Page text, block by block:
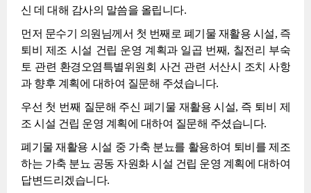
신 데 대해 감사의 말씀을 올립니다.
먼저 문수기 의원님께서 첫 번째로 폐기물 재활용 시설, 즉
퇴비 제조 시설 건립 운영 계획과 일곱 번째, 칠전리 부숙
토 관련 환경오염특별위원회 사건 관련 서산시 조치 사항
과 향후 계획에 대하여 질문해 주셨습니다.
우선 첫 번째 질문해 주신 폐기물 재활용 시설, 즉 퇴비 제
조 시설 건립 운영 계획에 대하여 질문해 주셨습니다.
폐기물 재활용 시설 중 가축 분뇨를 활용하여 퇴비를 제조
하는 가축 분뇨 공동 자원화 시설 건립 운영 계획에 대하여
답변드리겠습니다.